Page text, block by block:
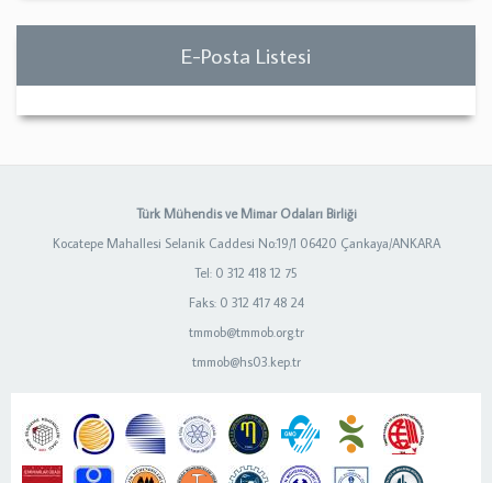
E-Posta Listesi
Türk Mühendis ve Mimar Odaları Birliği
Kocatepe Mahallesi Selanik Caddesi No:19/1 06420 Çankaya/ANKARA
Tel: 0 312 418 12 75
Faks: 0 312 417 48 24
tmmob@tmmob.org.tr
tmmob@hs03.kep.tr